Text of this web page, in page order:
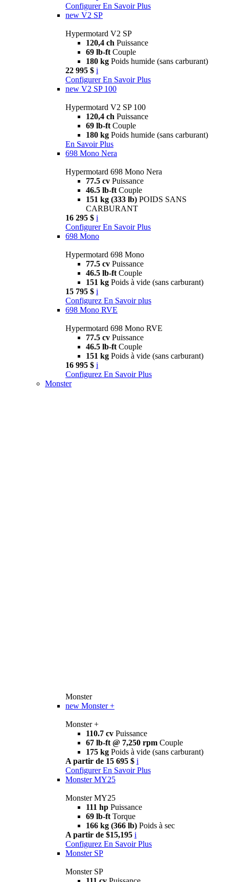
Configurer En Savoir Plus
new V2 SP
Hypermotard V2 SP
120,4 ch Puissance
69 lb-ft Couple
180 kg Poids humide (sans carburant)
22 995 $ i
Configurer En Savoir Plus
new V2 SP 100
Hypermotard V2 SP 100
120,4 ch Puissance
69 lb-ft Couple
180 kg Poids humide (sans carburant)
En Savoir Plus
698 Mono Nera
Hypermotard 698 Mono Nera
77.5 cv Puissance
46.5 lb-ft Couple
151 kg (333 lb) POIDS SANS
CARBURANT
16 295 $ i
Configurer En Savoir Plus
698 Mono
Hypermotard 698 Mono
77.5 cv Puissance
46.5 lb-ft Couple
151 kg Poids à vide (sans carburant)
15 795 $ i
Configurez En Savoir plus
698 Mono RVE
Hypermotard 698 Mono RVE
77.5 cv Puissance
46.5 lb-ft Couple
151 kg Poids à vide (sans carburant)
16 995 $ i
Configurez En Savoir Plus
Monster
Monster
new Monster +
Monster +
110.7 cv Puissance
67 lb-ft @ 7,250 rpm Couple
175 kg Poids à vide (sans carburant)
A partir de 15 695 $ i
Configurer En Savoir Plus
Monster MY25
Monster MY25
111 hp Puissance
69 lb-ft Torque
166 kg (366 lb) Poids à sec
A partir de $15,195 i
Configurez En Savoir Plus
Monster SP
Monster SP